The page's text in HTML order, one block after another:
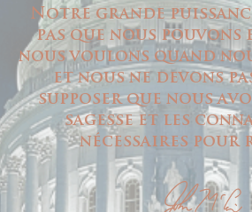
Notre grande
pas que nous pouvons
nous voulons quand
et nous ne devons
supposer que nous
sagesse et les
nécessaires pour